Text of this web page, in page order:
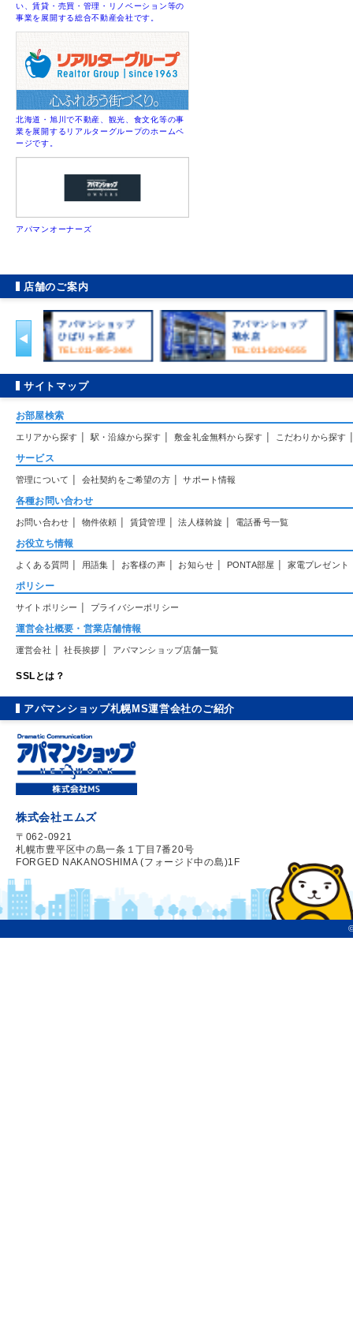
い、賃貸・売買・管理・リノベーション等の
事業を展開する総合不動産会社です。
北海道・旭川で不動産、観光、食文化等の事
業を展開するリアルターグループのホームペ
ージです。
アパマンオーナーズ
店舗のご案内
アパマンショップ
ひばりヶ丘店
TEL:011-895-3444
アパマンショ
TEL:011-820-
サイトマップ
お部屋検索
エリアから探す | 駅・沿線から探す | 敷金礼金無料から探す | こだわりから探す |
サービス
管理について | 会社契約をご希望の方| サポート情報
各種お問い合わせ
お問い合わせ | 物件依頼 | 賃貸管理 | 法人様斡旋 | 電話番号一覧
お役立ち情報
よくある質問 | 用語集 | お客様の声| お知らせ | PONTA部屋 | 家電プレゼント
ポリシー
サイトポリシー | プライバシーポリシー
運営会社概要・営業店舗情報
運営会社 | 社長挨拶 | アパマンショップ店舗一覧
SSLとは？
アパマンショップ札幌MS運営会社のご紹介
株式会社エムズ
〒062-0921
札幌市豊平区中の島一条１丁目7番20号
FORGED NAKANOSHIMA (フォージド中の島)1F